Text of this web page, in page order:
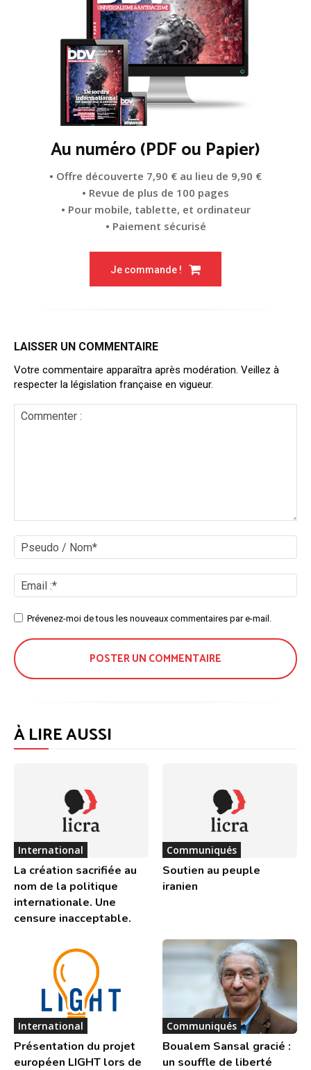
Au numéro (PDF ou Papier)
• Offre découverte 7,90 € au lieu de 9,90 €
• Revue de plus de 100 pages
• Pour mobile, tablette, et ordinateur
• Paiement sécurisé
Je commande !
LAISSER UN COMMENTAIRE
Votre commentaire apparaîtra après modération. Veillez à
respecter la législation française en vigueur.
/
:*
SitePrévenez-moi de tous les nouveaux commentaires par e-mail.
À LIRE AUSSI
International
La création sacrifiée au
nom de la politique
internationale. Une
censure inacceptable.
Communiqués
Soutien au peuple
iranien
International
Présentation du projet
européen LIGHT lors de
Communiqués
Boualem Sansal gracié :
un souffle de liberté